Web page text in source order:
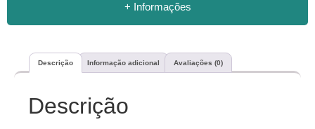
+ Informações
Descrição Informação adicional Avaliações (0)
Descrição